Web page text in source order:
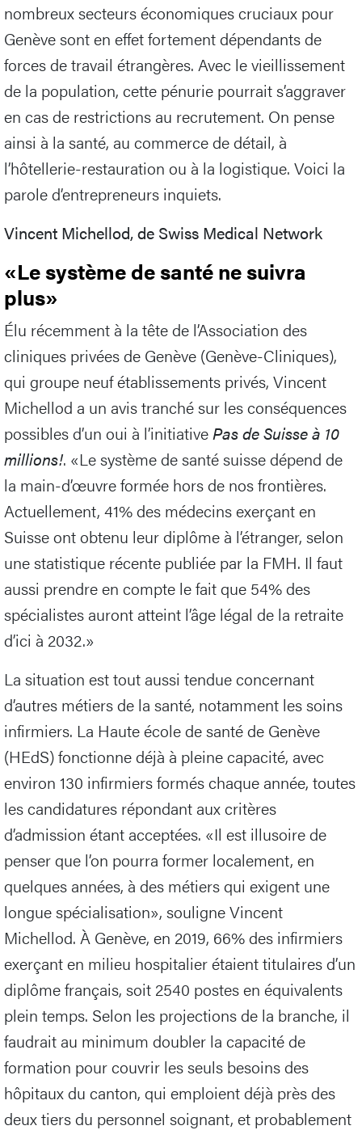
nombreux secteurs économiques cruciaux pour
Genève sont en effet fortement dépendants de
forces de travail étrangères. Avec le vieillissement
de la population, cette pénurie pourrait s’aggraver
en cas de restrictions au recrutement. On pense
ainsi à la santé, au commerce de détail, à
l’hôtellerie-restauration ou à la logistique. Voici la
parole d’entrepreneurs inquiets.
Vincent Michellod, de Swiss Medical Network
«Le système de santé ne suivra
plus»
Élu récemment à la tête de l’Association des
cliniques privées de Genève (Genève-Cliniques),
qui groupe neuf établissements privés, Vincent
Michellod a un avis tranché sur les conséquences
possibles d’un oui à l’initiativePas de Suisse à 10
millions!. «Le système de santé suisse dépend de
la main-d’œuvre formée hors de nos frontières.
Actuellement, 41% des médecins exerçant en
Suisse ont obtenu leur diplôme à l’étranger, selon
une statistique récente publiée par la FMH. Il faut
aussi prendre en compte le fait que 54% des
spécialistes auront atteint l’âge légal de la retraite
d’ici à 2032.»
La situation est tout aussi tendue concernant
d’autres métiers de la santé, notamment les soins
infirmiers. La Haute école de santé de Genève
(HEdS) fonctionne déjà à pleine capacité, avec
environ 130 infirmiers formés chaque année, toutes
les candidatures répondant aux critères
d’admission étant acceptées. «Il est illusoire de
penser que l’on pourra former localement, en
quelques années, à des métiers qui exigent une
longue spécialisation», souligne Vincent
Michellod. À Genève, en 2019, 66% des infirmiers
exerçant en milieu hospitalier étaient titulaires d’un
diplôme français, soit 2540 postes en équivalents
plein temps. Selon les projections de la branche, il
faudrait au minimum doubler la capacité de
formation pour couvrir les seuls besoins des
hôpitaux du canton, qui emploient déjà près des
deux tiers du personnel soignant, et probablement